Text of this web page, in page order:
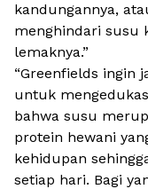
kandungannya,
menghindari susu
lemaknya.”
“Greenfields ingin
untuk
bahwa susu
protein hewani
kehidupan
setiap hari. Bagi